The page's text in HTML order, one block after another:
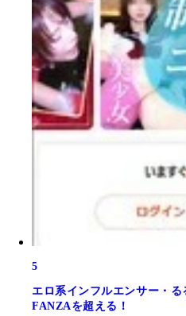
5
エロ系インフルエンサー・
FANZAを超える！